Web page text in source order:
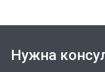
Нужна